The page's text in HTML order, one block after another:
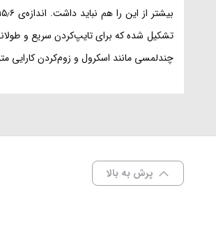
چندلمسی مانند اسکرول و زوم‌کردن
پرش به بالا